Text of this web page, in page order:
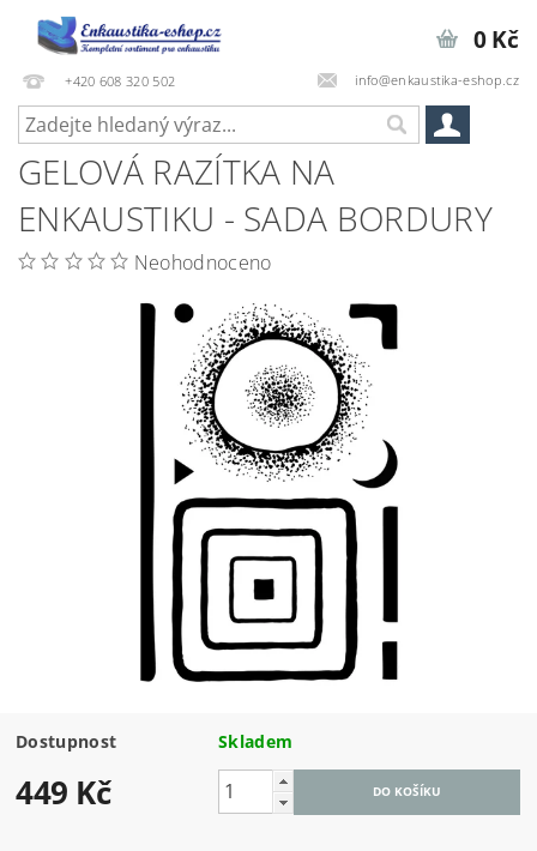
+420 608 320 502 info@enkaustika-eshop.cz
0 Kč
GELOVÁ RAZÍTKA NA
ENKAUSTIKU - SADA BORDURY
Neohodnoceno
Dostupnost Skladem
449 Kč